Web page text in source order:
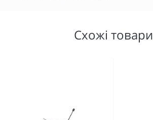
Схожі товари